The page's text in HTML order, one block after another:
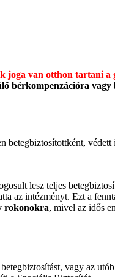
joga van otthon tartani a
bérkompenzációra
betegbiztosítottként, védett
lesz teljes
az intézményt. Ezt a
rokonokra, mivel az idős
vagy az